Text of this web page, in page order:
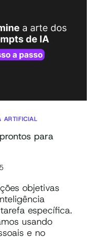
ARTIFICIAL
para
objetivas
específica.
usando
e no